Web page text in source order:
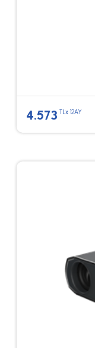
4.573 TLx 12AY